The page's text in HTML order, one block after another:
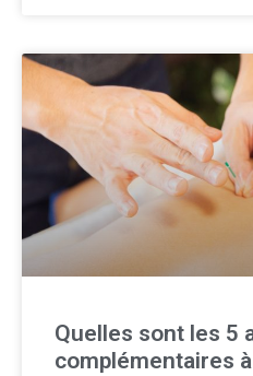
Quelles sont les 5
complémentaires